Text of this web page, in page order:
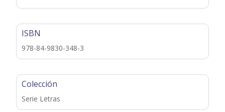
ISBN
978-84-9830-348-3
Colección
Serie Letras